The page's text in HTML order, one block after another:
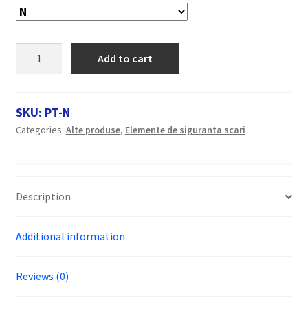
Add to cart
SKU: PT-N
Categories: Alte produse, Elemente de siguranta scari
Description
Additional information
Reviews (0)